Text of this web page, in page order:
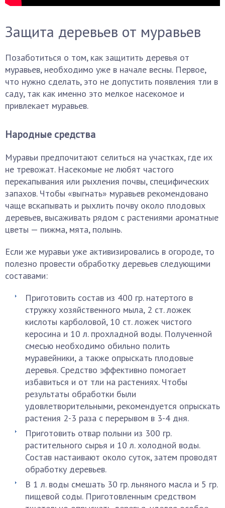
Защита деревьев от муравьев
Позаботиться о том, как защитить деревья от
муравьев, необходимо уже в начале весны. Первое,
что нужно сделать, это не допустить появления тли в
саду, так как именно это мелкое насекомое и
привлекает муравьев.
Народные средства
Муравьи предпочитают селиться на участках, где их
не тревожат. Насекомые не любят частого
перекапывания или рыхления почвы, специфических
запахов. Чтобы «выгнать» муравьев рекомендовано
чаще вскапывать и рыхлить почву около плодовых
деревьев, высаживать рядом с растениями ароматные
цветы — пижма, мята, полынь.
Если же муравьи уже активизировались в огороде, то
полезно провести обработку деревьев следующими
составами:
Приготовить состав из 400 гр. натертого в
стружку хозяйственного мыла, 2 ст. ложек
кислоты карболовой, 10 ст. ложек чистого
керосина и 10 л. прохладной воды. Полученной
смесью необходимо обильно полить
муравейники, а также опрыскать плодовые
деревья. Средство эффективно помогает
избавиться и от тли на растениях. Чтобы
результаты обработки были
удовлетворительными, рекомендуется опрыскать
растения 2-3 раза с перерывом в 3-4 дня.
Приготовить отвар полыни из 300 гр.
растительного сырья и 10 л. холодной воды.
Состав настаивают около суток, затем проводят
обработку деревьев.
В 1 л. воды смешать 30 гр. льняного масла и 5 гр.
пищевой соды. Приготовленным средством